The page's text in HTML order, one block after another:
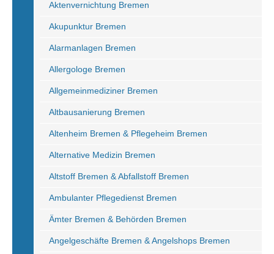
Aktenvernichtung Bremen
Akupunktur Bremen
Alarmanlagen Bremen
Allergologe Bremen
Allgemeinmediziner Bremen
Altbausanierung Bremen
Altenheim Bremen & Pflegeheim Bremen
Alternative Medizin Bremen
Altstoff Bremen & Abfallstoff Bremen
Ambulanter Pflegedienst Bremen
Ämter Bremen & Behörden Bremen
Angelgeschäfte Bremen & Angelshops Bremen